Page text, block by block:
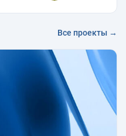
Все проекты →